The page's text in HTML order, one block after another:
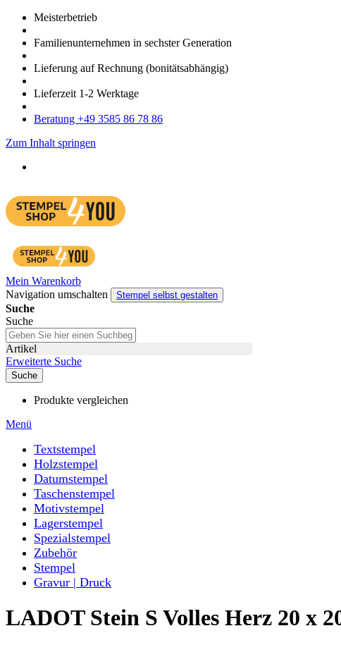
Meister­betrieb
Familien­unter­nehmen in sechster Gene­ration
Lieferung auf Rech­nung (bonitätsabhängig)
Liefer­zeit 1-2 Werk­tage
Bera­tung +49 3585 86 78 86
Zum Inhalt springen
Mein Warenkorb
Navigation umschalten
Stempel selbst gestalten
Suche
Suche
Artikel
Erweiterte Suche
Suche
Produkte vergleichen
Menü
Textstempel
Holzstempel
Datumstempel
Taschenstempel
Motivstempel
Lagerstempel
Spezialstempel
Zubehör
Stempel
Gravur | Druck
LADOT Stein S Volles Herz 20 x